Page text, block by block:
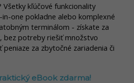
kľúčové funkcionality
one pokladne alebo komplexné
terminálom - získate za
bez potreby riešiť množstvo
za zbytočné zariadenia či
eBook zdarma!